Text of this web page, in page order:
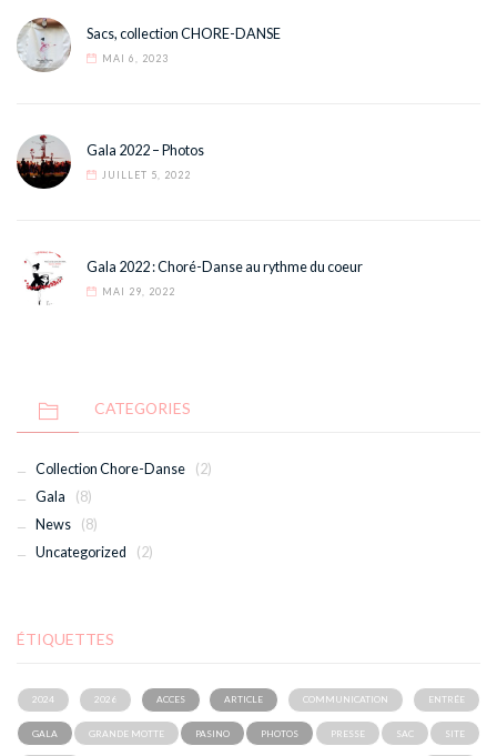
Sacs, collection CHORE-DANSE
MAI 6, 2023
Gala 2022 – Photos
JUILLET 5, 2022
Gala 2022 : Choré-Danse au rythme du coeur
MAI 29, 2022
CATEGORIES
Collection Chore-Danse
(2)
Gala
(8)
News
(8)
Uncategorized
(2)
ÉTIQUETTES
2024 2026 ACCES ARTICLE COMMUNICATION ENTRÉE
GALA GRANDE MOTTE PASINO PHOTOS PRESSE SAC SITE